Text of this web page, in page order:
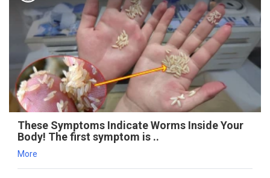
These Symptoms Indicate Worms Inside Your
Body! The first symptom is ..
More